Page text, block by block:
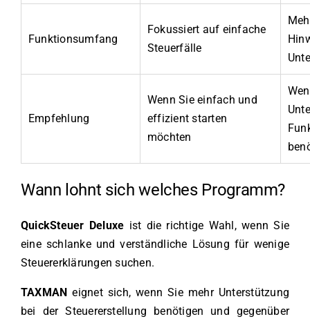
Funktionsumfang
Fokussiert auf einfache
Steuerfälle
Empfehlung
Wenn Sie einfach und
effizient starten
möchten
Wann lohnt sich welches Programm?
QuickSteuer Deluxe ist die richtige Wahl, wenn Sie
eine schlanke und verständliche Lösung für wenige
Steuererklärungen suchen.
TAXMAN eignet sich, wenn Sie mehr Unterstützung
bei der Steuererstellung benötigen und gegenüber